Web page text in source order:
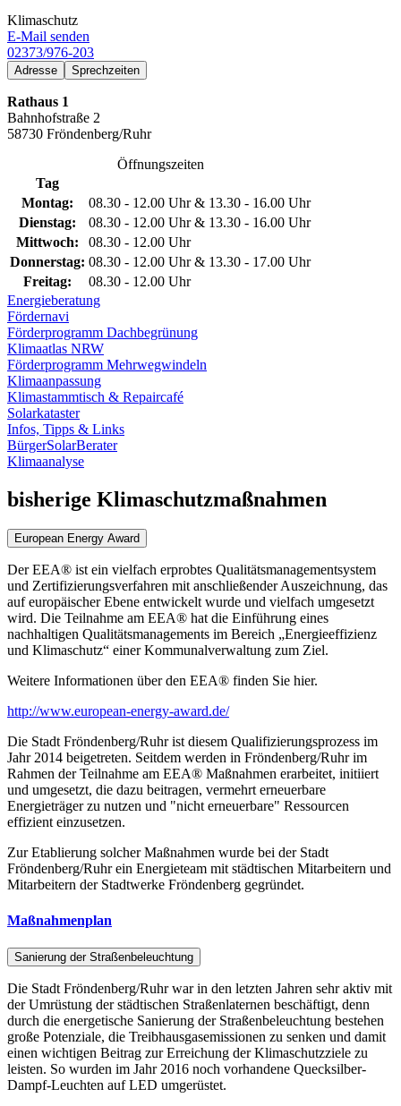
Klimaschutz
E-Mail senden
02373/976-203
Adresse Sprechzeiten
Rathaus 1
Bahnhofstraße 2
58730 Fröndenberg/Ruhr
Öffnungszeiten
Tag
Montag:
08.30 - 12.00 Uhr & 13.30 - 16.00 Uhr
Dienstag:
08.30 - 12.00 Uhr & 13.30 - 16.00 Uhr
Mittwoch:
08.30 - 12.00 Uhr
Donnerstag: 08.30 - 12.00 Uhr & 13.30 - 17.00 Uhr
Freitag:
08.30 - 12.00 Uhr
Energieberatung
Fördernavi
Förderprogramm Dachbegrünung
Klimaatlas NRW
Förderprogramm Mehrwegwindeln
Klimaanpassung
Klimastammtisch & Repaircafé
Solarkataster
Infos, Tipps & Links
BürgerSolarBerater
Klimaanalyse
bisherige Klimaschutzmaßnahmen
European Energy Award
Der EEA® ist ein vielfach erprobtes Qualitätsmanagementsystem
und Zertifizierungsverfahren mit anschließender Auszeichnung, das
auf europäischer Ebene entwickelt wurde und vielfach umgesetzt
wird. Die Teilnahme am EEA® hat die Einführung eines
nachhaltigen Qualitätsmanagements im Bereich „Energieeffizienz
und Klimaschutz“ einer Kommunalverwaltung zum Ziel.
Weitere Informationen über den EEA® finden Sie hier.
http://www.european-energy-award.de/
Die Stadt Fröndenberg/Ruhr ist diesem Qualifizierungsprozess im
Jahr 2014 beigetreten. Seitdem werden in Fröndenberg/Ruhr im
Rahmen der Teilnahme am EEA® Maßnahmen erarbeitet, initiiert
und umgesetzt, die dazu beitragen, vermehrt erneuerbare
Energieträger zu nutzen und "nicht erneuerbare" Ressourcen
effizient einzusetzen.
Zur Etablierung solcher Maßnahmen wurde bei der Stadt
Fröndenberg/Ruhr ein Energieteam mit städtischen Mitarbeitern und
Mitarbeitern der Stadtwerke Fröndenberg gegründet.
Maßnahmenplan
Sanierung der Straßenbeleuchtung
Die Stadt Fröndenberg/Ruhr war in den letzten Jahren sehr aktiv mit
der Umrüstung der städtischen Straßenlaternen beschäftigt, denn
durch die energetische Sanierung der Straßenbeleuchtung bestehen
große Potenziale, die Treibhausgasemissionen zu senken und damit
einen wichtigen Beitrag zur Erreichung der Klimaschutzziele zu
leisten. So wurden im Jahr 2016 noch vorhandene Quecksilber-
Dampf-Leuchten auf LED umgerüstet.